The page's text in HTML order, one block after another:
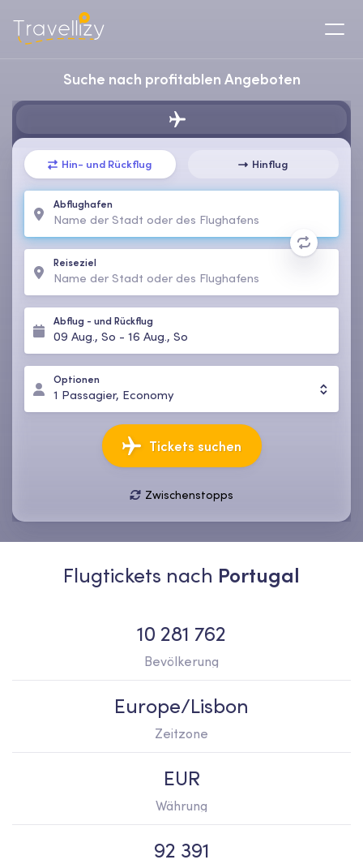
Suche nach profitablen Angeboten
Hin- und Rückflug Hinflug
Abflughafen
Reiseziel
Abflug - und Rückflug
09 Aug., So - 16 Aug., So
Optionen
1 Passagier, Economy
Tickets suchen
Zwischenstopps
Economy
Flugtickets nach Portugal
10 281 762
Bevölkerung
Europe/Lisbon
Zeitzone
EUR
Währung
92 391